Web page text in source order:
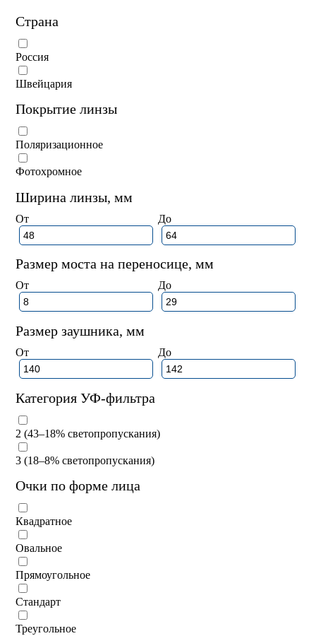
Страна
Россия
Швейцария
Покрытие линзы
Поляризационное
Фотохромное
Ширина линзы, мм
От До
Размер моста на переносице, мм
От До
Размер заушника, мм
От До
Категория УФ-фильтра
2 (43–18% светопропускания)
3 (18–8% светопропускания)
Очки по форме лица
Квадратное
Овальное
Прямоугольное
Стандарт
Треугольное